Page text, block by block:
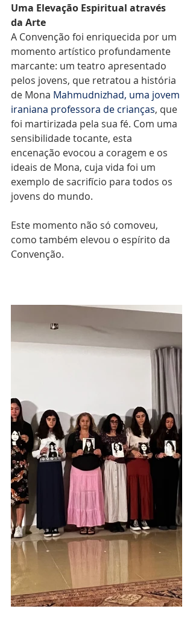
Uma Elevação Espiritual através
da Arte
A Convenção foi enriquecida por um
momento artístico profundamente
marcante: um teatro apresentado
pelos jovens, que retratou a história
de Mona Mahmudnizhad, uma jovem
iraniana professora de crianças, que
foi martirizada pela sua fé. Com uma
sensibilidade tocante, esta
encenação evocou a coragem e os
ideais de Mona, cuja vida foi um
exemplo de sacrifício para todos os
jovens do mundo.
Este momento não só comoveu,
como também elevou o espírito da
Convenção.